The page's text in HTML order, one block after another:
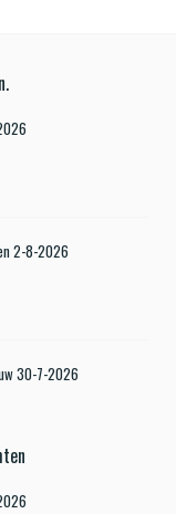
2-8-2026
30-7-2026